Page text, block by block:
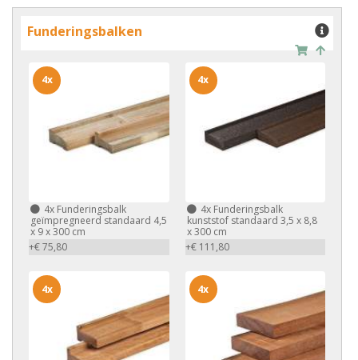
Funderingsbalken
4x Funderingsbalk
geïmpregneerd standaard 4,5
x 9 x 300 cm
+€ 75,80
4x
4xFunderingsbalk
kunststof standaard 3,5 x 8,8
x 300 cm
+€ 111,80
4x
4x 4x